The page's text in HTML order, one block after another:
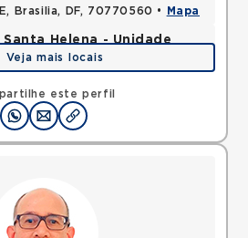
este perfil
Brasilia, DF, 70770560 • Mapa
Helena - Unidade
Brasilia, DF, 70770560 •Mapa
Veja mais locais